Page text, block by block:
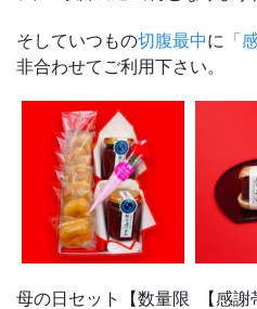
そしていつもの切腹最中に 「
非合わせてご利用下さい。
母の日セット【数量限
【感